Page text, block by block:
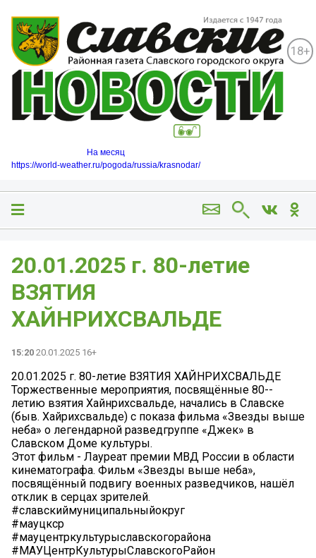
18+
На месяц
https://world-weather.ru/pogoda/russia/krasnodar/
20.01.2025 г. 80-летие
ВЗЯТИЯ
ХАЙНРИХСВАЛЬДЕ
15:20 20.01.2025 16+
20.01.2025 г. 80-летие ВЗЯТИЯ ХАЙНРИХСВАЛЬДЕ
Торжественные мероприятия, посвящённые 80--
летию взятия Хайнрихсвальде, начались в Славске
(быв. Хайрихсвальде) с показа фильма «Звезды выше
неба» о легендарной разведгруппе «Джек» в
Славском Доме культуры.
Этот фильм - Лауреат премии МВД России в области
кинематографа. Фильм «Звезды выше неба»,
посвящённый подвигу военных разведчиков, нашёл
отклик в серцах зрителей.
#славскиймуниципальныйокруг
#мауцкср
#мауцентркультурыславскогорайона
#МАУЦентрКультурыСлавскогоРайон